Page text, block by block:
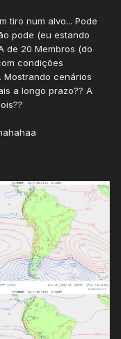
tiro num alvo... Pode
pode (eu estando
de 20 Membros (do
condições
Mostrando cenários
a longo prazo?? A